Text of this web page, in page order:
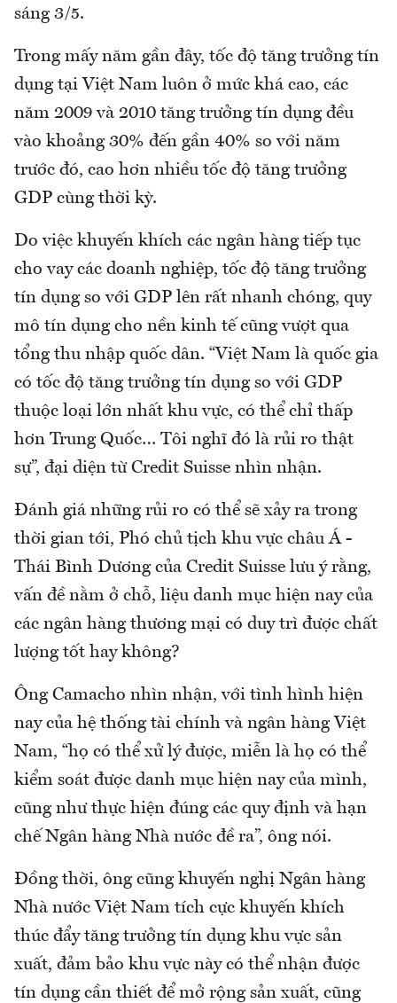
sáng 3/5.
Trong mấy năm gần đây, tốc độ tăng trưởng tín
dụng tại Việt Nam luôn ở mức khá cao, các
năm 2009 và 2010 tăng trưởng tín dụng đều
vào khoảng 30% đến gần 40% so với năm
trước đó, cao hơn nhiều tốc độ tăng trưởng
GDP cùng thời kỳ.
Do việc khuyến khích các ngân hàng tiếp tục
cho vay các doanh nghiệp, tốc độ tăng trưởng
tín dụng so với GDP lên rất nhanh chóng, quy
mô tín dụng cho nền kinh tế cũng vượt qua
tổng thu nhập quốc dân. “Việt Nam là quốc gia
có tốc độ tăng trưởng tín dụng so với GDP
thuộc loại lớn nhất khu vực, có thể chỉ thấp
hơn Trung Quốc… Tôi nghĩ đó là rủi ro thật
sự”, đại diện từ Credit Suisse nhìn nhận.
Đánh giá những rủi ro có thể sẽ xảy ra trong
thời gian tới, Phó chủ tịch khu vực châu Á -
Thái Bình Dương của Credit Suisse lưu ý rằng,
vấn đề nằm ở chỗ, liệu danh mục hiện nay của
các ngân hàng thương mại có duy trì được chất
lượng tốt hay không?
Ông Camacho nhìn nhận, với tình hình hiện
nay của hệ thống tài chính và ngân hàng Việt
Nam, “họ có thể xử lý được, miễn là họ có thể
kiểm soát được danh mục hiện nay của mình,
cũng như thực hiện đúng các quy định và hạn
chế Ngân hàng Nhà nước đề ra”, ông nói.
Đồng thời, ông cũng khuyến nghị Ngân hàng
Nhà nước Việt Nam tích cực khuyến khích
thúc đẩy tăng trưởng tín dụng khu vực sản
xuất, đảm bảo khu vực này có thể nhận được
tín dụng cần thiết để mở rộng sản xuất, cũng